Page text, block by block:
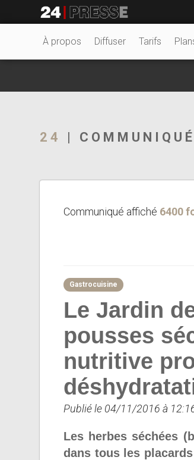
24Presse -
À propos Diffuser Tarifs
24 |
Communiqué affiché 6400
Gastrocuisine
Le Jardin
pousses
nutritive
Publié le 04/11/2016 à
Les herbes séchées
dans tous les